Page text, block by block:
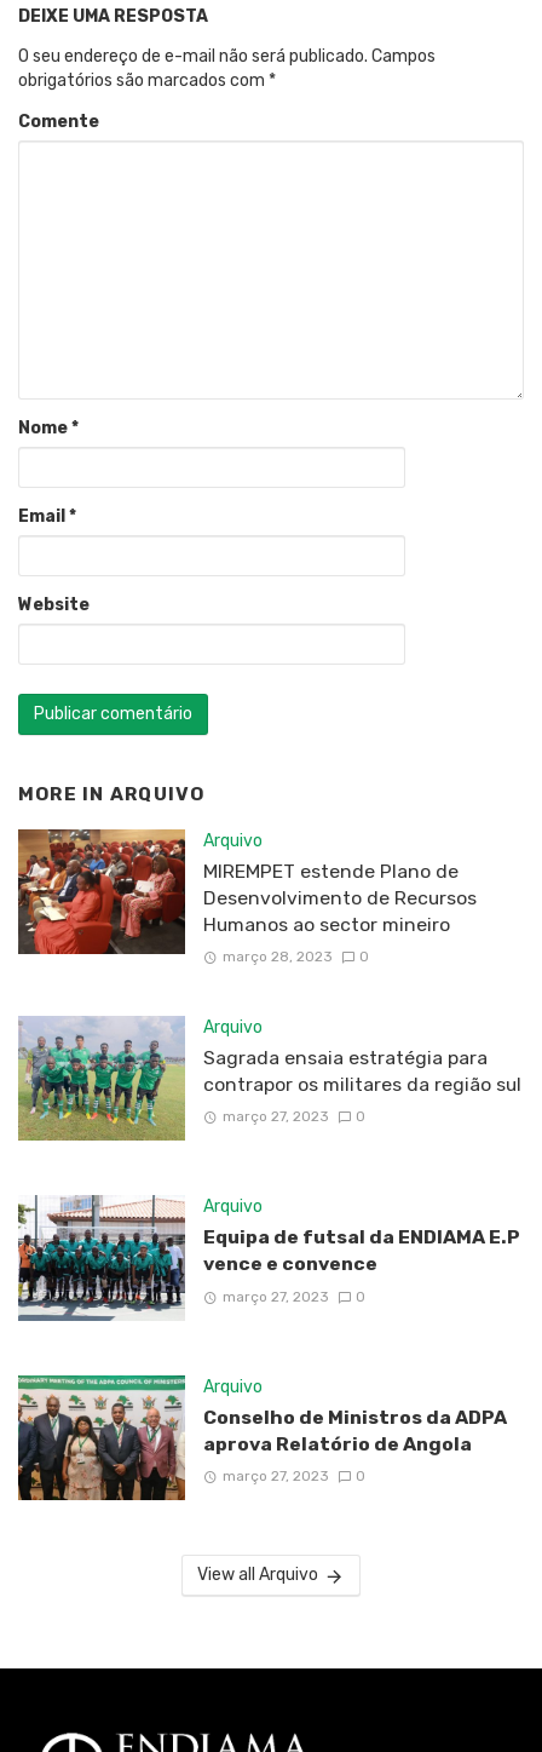
DEIXE UMA RESPOSTA
O seu endereço de e-mail não será publicado. Campos
obrigatórios são marcados com *
Comente
Nome*
Email *
Website
MORE IN ARQUIVO
Arquivo
MIREMPET estende Plano de
Desenvolvimento de Recursos
Humanos ao sector mineiro
março 28, 2023 0
Arquivo
Sagrada ensaia estratégia para
contrapor os militares da região sul
março 27, 2023 0
Arquivo
Equipa de futsal da ENDIAMA E.P
vence e convence
março 27, 2023 0
Arquivo
Conselho de Ministros da ADPA
aprova Relatório de Angola
março 27, 2023 0
View all Arquivo